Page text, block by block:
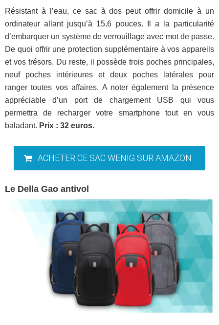
Résistant à l’eau, ce sac à dos peut offrir domicile à un
ordinateur allant jusqu’à 15,6 pouces. Il a la particularité
d’embarquer un système de verrouillage avec mot de passe.
De quoi offrir une protection supplémentaire à vos appareils
et vos trésors. Du reste, il possède trois poches principales,
neuf poches intérieures et deux poches latérales pour
ranger toutes vos affaires. A noter également la présence
appréciable d’un port de chargement USB qui vous
permettra de recharger votre smartphone tout en vous
baladant. Prix : 32 euros.
ACHETER CE SAC WENIG SUR AMAZON
Le Della Gao antivol